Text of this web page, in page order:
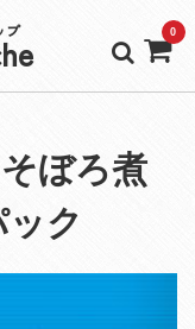
プ 0
ぼろ煮
ク